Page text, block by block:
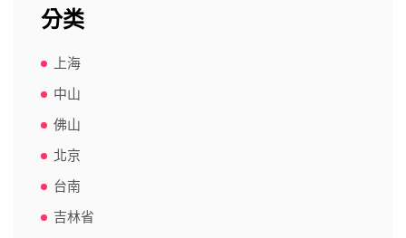
分类
上海
中山
佛山
北京
台南
吉林省